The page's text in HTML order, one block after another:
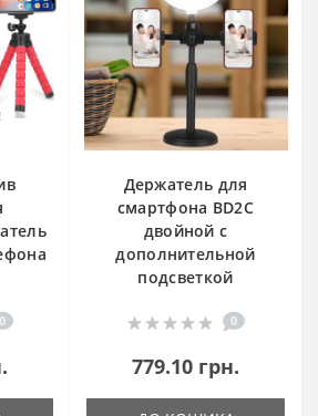
0
Держатель для
смартфона BD2C
двойной с
дополнительной
подсветкой
0
779.10 грн.